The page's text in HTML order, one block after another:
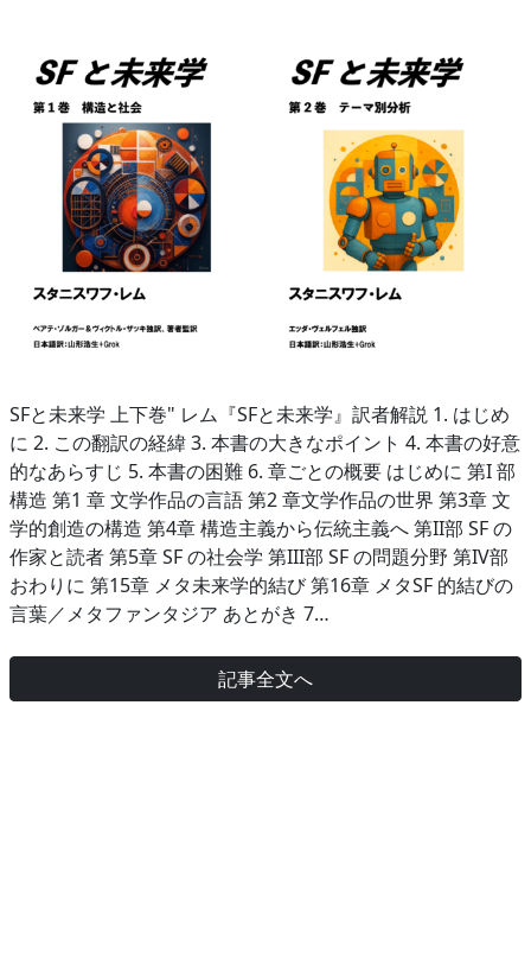
SFと未来学 上下巻" レム『SFと未来学』訳者解説 1. はじめ
に 2. この翻訳の経緯 3. 本書の大きなポイント 4. 本書の好意
的なあらすじ 5. 本書の困難 6. 章ごとの概要 はじめに 第I 部
構造 第1 章 文学作品の言語 第2 章文学作品の世界 第3章 文
学的創造の構造 第4章 構造主義から伝統主義へ 第II部 SF の
作家と読者 第5章 SF の社会学 第III部 SF の問題分野 第IV部
おわりに 第15章 メタ未来学的結び 第16章 メタSF 的結びの
言葉／メタファンタジア あとがき 7…
記事全文へ